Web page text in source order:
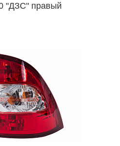
"ДЗС" правый